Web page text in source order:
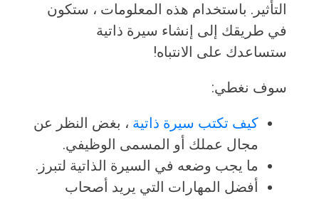
التأثير. باستخدام هذه المعلومات ، ستكون
في طريقك إلى إنشاء سيرة ذاتية
ستساعدك على الانتباه!
سوف نغطي:
كيف تكتب سيرة ذاتية ، بغض النظر عن
مجال عملك أو المسمى الوظيفي.
ما يجب وضعه في السيرة الذاتية لتبرز.
أفضل المهارات التي يريد أصحاب